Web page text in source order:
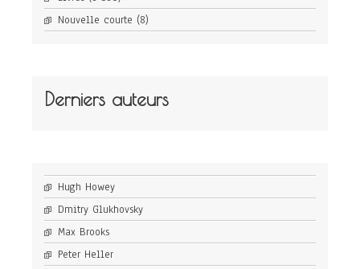
Nouvelle courte (8)
Derniers auteurs
Hugh Howey
Dmitry Glukhovsky
Max Brooks
Peter Heller